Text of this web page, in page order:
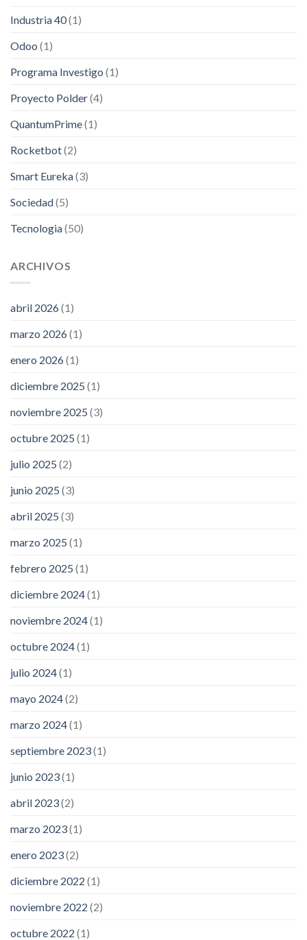
Industria 40(1)
Odoo (1)
Programa Investigo (1)
Proyecto Polder(4)
QuantumPrime(1)
Rocketbot(2)
Smart Eureka(3)
Sociedad(5)
Tecnologia(50)
ARCHIVOS
abril 2026(1)
marzo 2026(1)
enero 2026(1)
diciembre 2025 (1)
noviembre 2025 (3)
octubre 2025 (1)
julio 2025 (2)
junio 2025 (3)
abril 2025 (3)
marzo 2025 (1)
febrero 2025 (1)
diciembre 2024(1)
noviembre 2024(1)
octubre 2024(1)
julio 2024(1)
mayo 2024(2)
marzo 2024(1)
septiembre 2023(1)
junio 2023(1)
abril 2023(2)
marzo 2023(1)
enero 2023(2)
diciembre 2022 (1)
noviembre 2022 (2)
octubre 2022 (1)